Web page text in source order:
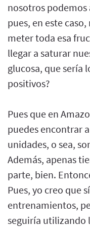
nosotros podemos
pues, en este
meter toda esa
llegar a saturar
glucosa, que sería
positivos?
Pues que en
puedes encontrar
unidades, o sea,
Además, apenas
parte, bien.
Pues, yo creo que
entrenamientos,
seguiría utilizando